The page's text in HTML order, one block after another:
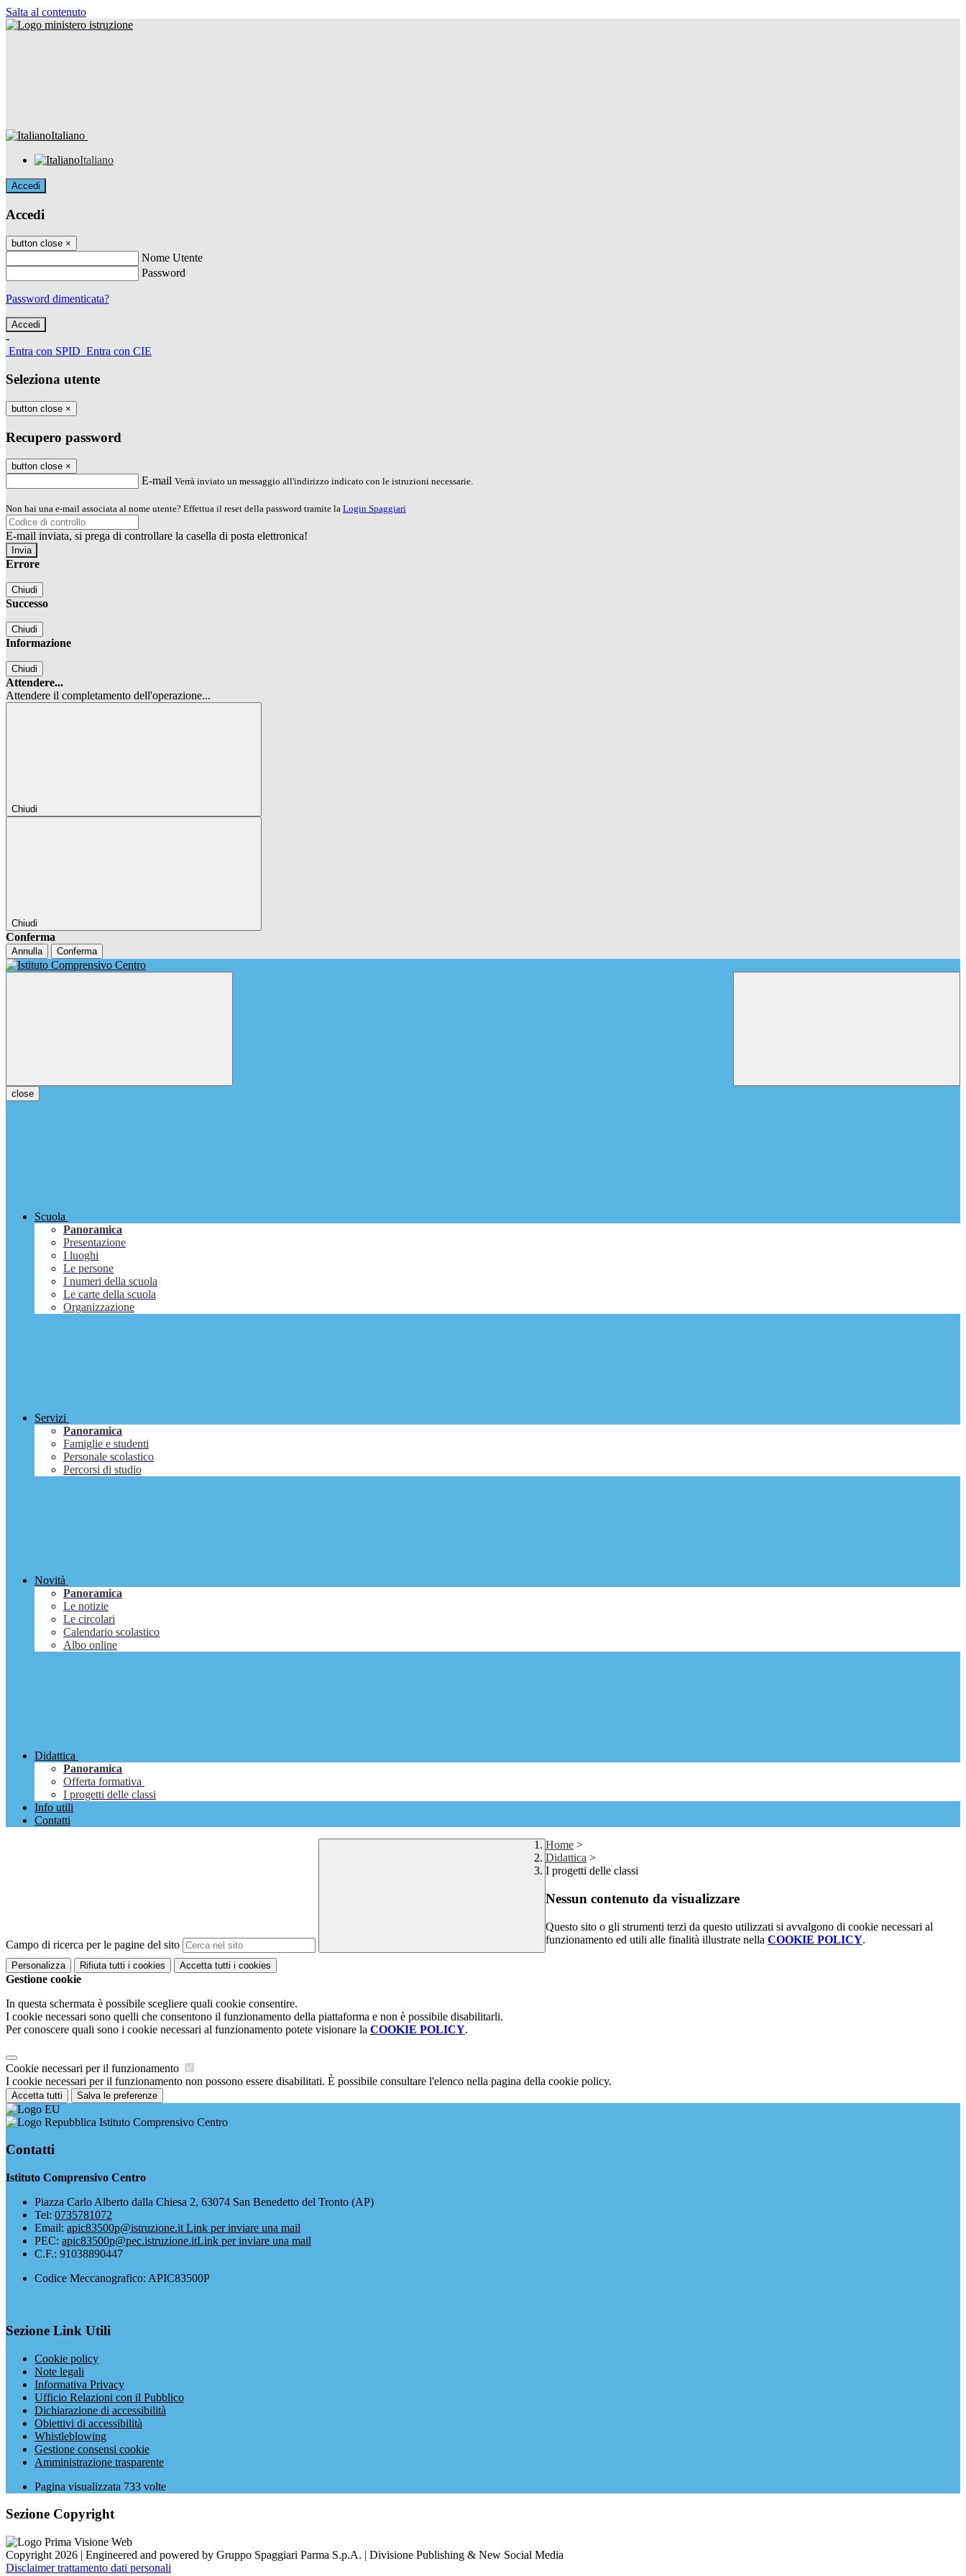
Salta al contenuto
Italiano
Italiano
Accedi
Accedi
button close ×
Nome Utente
Password
Password dimenticata?
-
Entra con SPID Entra con CIE
Seleziona utente
button close ×
Recupero password
button close ×
E-mail Verrà inviato un messaggio all'indirizzo indicato con le istruzioni necessarie.
Non hai una e-mail associata al nome utente? Effettua il reset della password tramite la Login Spaggiari
E-mail inviata, si prega di controllare la casella di posta elettronica!
Errore
Chiudi
Successo
Chiudi
Informazione
Chiudi
Attendere...
Attendere il completamento dell'operazione...
Chiudi
Chiudi
Conferma
Annulla Conferma
close
Scuola
Panoramica
Presentazione
I luoghi
Le persone
I numeri della scuola
Le carte della scuola
Organizzazione
Servizi
Panoramica
Famiglie e studenti
Personale scolastico
Percorsi di studio
Novità
Panoramica
Le notizie
Le circolari
Calendario scolastico
Albo online
Didattica
Panoramica
Offerta formativa
I progetti delle classi
Info utili
Contatti
Campo di ricerca per le pagine del sito
Home >
Didattica >
I progetti delle classi
Nessun contenuto da visualizzare
Questo sito o gli strumenti terzi da questo utilizzati si avvalgono di cookie necessari al
funzionamento ed utili alle finalità illustrate nella COOKIE POLICY.
Personalizza Rifiuta tutti i cookies Accetta tutti i cookies
Gestione cookie
In questa schermata è possibile scegliere quali cookie consentire.
I cookie necessari sono quelli che consentono il funzionamento della piattaforma e non è possibile disabilitarli.
Per conoscere quali sono i cookie necessari al funzionamento potete visionare la COOKIE POLICY.
Cookie necessari per il funzionamento
I cookie necessari per il funzionamento non possono essere disabilitati. È possibile consultare l'elenco nella pagina della cookie policy.
Accetta tutti Salva le preferenze
Istituto Comprensivo Centro
Contatti
Istituto Comprensivo Centro
Piazza Carlo Alberto dalla Chiesa 2, 63074 San Benedetto del Tronto (AP)
Tel: 0735781072
Email: apic83500p@istruzione.it Link per inviare una mail
PEC: apic83500p@pec.istruzione.itLink per inviare una mail
C.F.: 91038890447
Codice Meccanografico: APIC83500P
Sezione Link Utili
Cookie policy
Note legali
Informativa Privacy
Ufficio Relazioni con il Pubblico
Dichiarazione di accessibilità
Obiettivi di accessibilità
Whistleblowing
Gestione consensi cookie
Amministrazione trasparente
Pagina visualizzata 733 volte
Sezione Copyright
Copyright 2026 | Engineered and powered by Gruppo Spaggiari Parma S.p.A. | Divisione Publishing & New Social Media
Disclaimer trattamento dati personali